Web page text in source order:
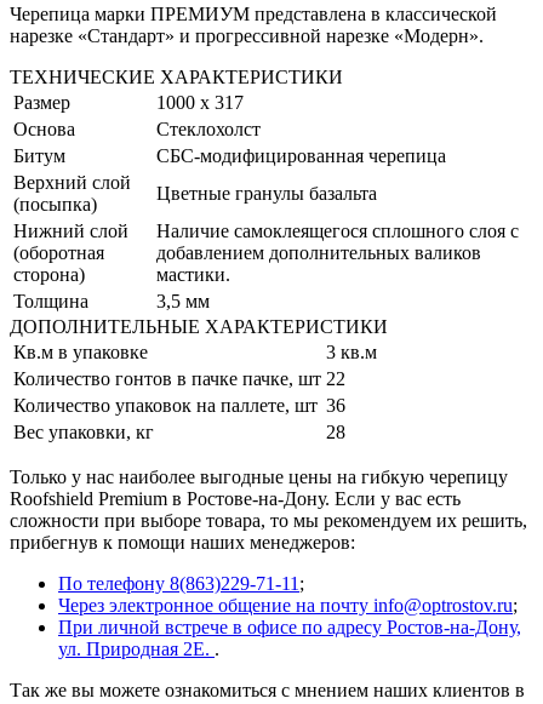
Черепица марки ПРЕМИУМ представлена в классической
нарезке «Стандарт» и прогрессивной нарезке «Модерн».
ТЕХНИЧЕСКИЕ ХАРАКТЕРИСТИКИ
Размер
1000 х 317
Основа
Стеклохолст
Битум
СБС-модифицированная черепица
Верхний слой
(посыпка)
Цветные гранулы базальта
Нижний слой
(оборотная
сторона)
Наличие самоклеящегося сплошного слоя с
добавлением дополнительных валиков
мастики.
Толщина
3,5 мм
ДОПОЛНИТЕЛЬНЫЕ ХАРАКТЕРИСТИКИ
Кв.м в упаковке
3 кв.м
Количество гонтов в пачке пачке, шт 22
Количество упаковок на паллете, шт 36
Вес упаковки, кг
28
Только у нас наиболее выгодные цены на гибкую черепицу
Roofshield Premium в Ростове-на-Дону. Если у вас есть
сложности при выборе товара, то мы рекомендуем их решить,
прибегнув к помощи наших менеджеров:
По телефону 8(863)229-71-11 ;
Через электронное общение на почту info@optrostov.ru;
При личной встрече в офисе по адресу Ростов-на-Дону,
ул. Природная 2Е. .
Так же вы можете ознакомиться с мнением наших клиентов в